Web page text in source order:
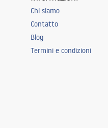
Chi siamo
Contatto
Blog
Termini e condizioni